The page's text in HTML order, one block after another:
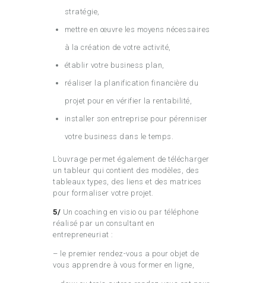
stratégie,
mettre en œuvre les moyens nécessaires
à la création de votre activité,
établir votre business plan,
réaliser la planification financière du
projet pour en vérifier la rentabilité,
installer son entreprise pour pérenniser
votre business dans le temps.
L’ouvrage permet également de télécharger
un tableur qui contient des modèles, des
tableaux types, des liens et des matrices
pour formaliser votre projet.
5/ Un coaching en visio ou par téléphone
réalisé par un consultant en
entrepreneuriat :
– le premier rendez-vous a pour objet de
vous apprendre à vous former en ligne,